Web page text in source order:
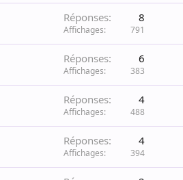
Réponses 8
Affichages 791
Réponses 6
Affichages 383
Réponses 4
Affichages 488
Réponses 4
Affichages 394